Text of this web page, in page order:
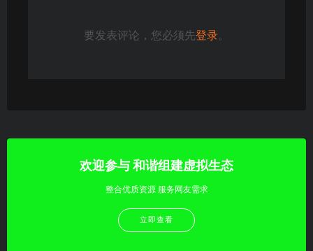
要发表评论，您必须先登录。
欢迎参与 和谐组建虚拟生态
整合优质资源 服务网友需求
立即查看